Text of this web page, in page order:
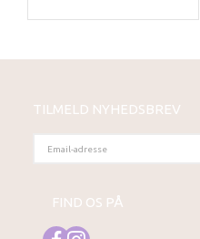
TILMELD NYHEDSBREV
ADRESSE
FIND OS PÅ